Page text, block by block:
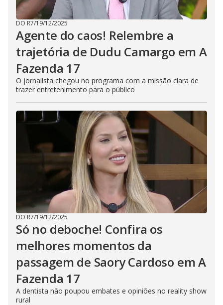
DO R7/19/12/2025
Agente do caos! Relembre a
trajetória de Dudu Camargo em A
Fazenda 17
O jornalista chegou no programa com a missão clara de
trazer entretenimento para o público
DO R7/19/12/2025
Só no deboche! Confira os
melhores momentos da
passagem de Saory Cardoso em A
Fazenda 17
A dentista não poupou embates e opiniões no reality show
rural